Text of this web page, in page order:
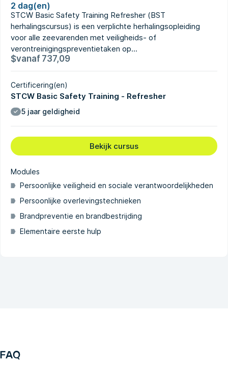
2 dag(en)
STCW Basic Safety Training Refresher (BST
herhalingscursus) is een verplichte herhalingsopleiding
voor alle zeevarenden met veiligheids- of
verontreinigingspreventietaken op...
$vanaf 737,09
Certificering(en)
STCW Basic Safety Training - Refresher
5 jaar geldigheid
Bekijk cursus
Modules
Persoonlijke veiligheid en sociale verantwoordelijkheden
Persoonlijke overlevingstechnieken
Brandpreventie en brandbestrijding
Elementaire eerste hulp
FAQ